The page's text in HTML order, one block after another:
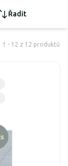
Řadit
1 - 12 z 12 produktů